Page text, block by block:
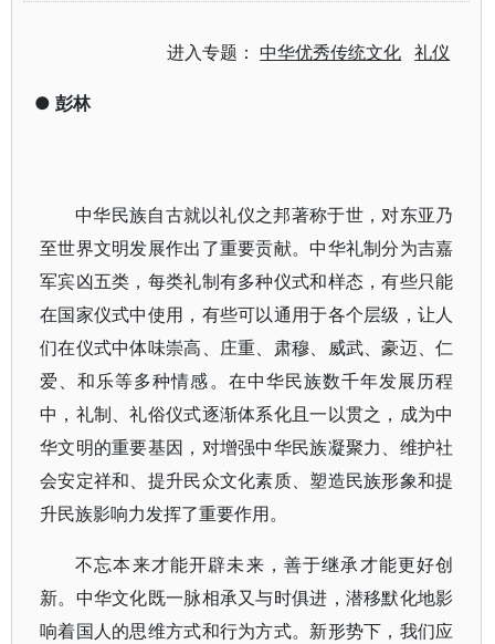
进入专题：中华优秀传统文化 礼仪
● 彭林
中华民族自古就以礼仪之邦著称于世，对东亚乃
至世界文明发展作出了重要贡献。中华礼制分为吉嘉
军宾凶五类，每类礼制有多种仪式和样态，有些只能
在国家仪式中使用，有些可以通用于各个层级，让人
们在仪式中体味崇高、庄重、肃穆、威武、豪迈、仁
爱、和乐等多种情感。在中华民族数千年发展历程
中，礼制、礼俗仪式逐渐体系化且一以贯之，成为中
华文明的重要基因，对增强中华民族凝聚力、维护社
会安定祥和、提升民众文化素质、塑造民族形象和提
升民族影响力发挥了重要作用。
不忘本来才能开辟未来，善于继承才能更好创
新。中华文化既一脉相承又与时俱进，潜移默化地影
响着国人的思维方式和行为方式。新形势下，我们应